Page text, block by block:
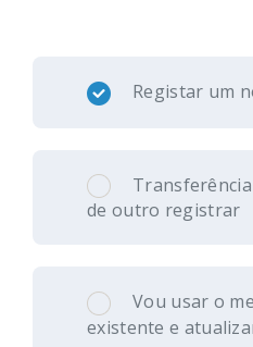
Registar um
de outro registrar
Vou usar o
existente e